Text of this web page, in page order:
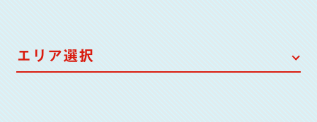
エリア選択